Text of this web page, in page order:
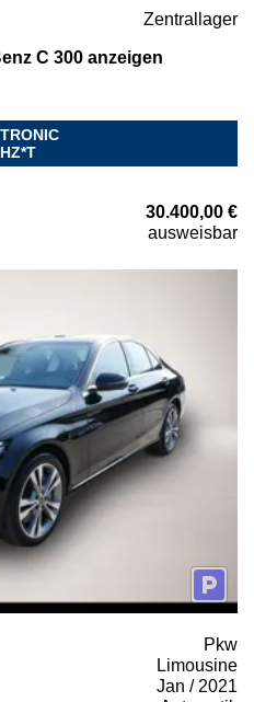
Zentrallager
C 300 anzeigen
30.400,00 €
ausweisbar
Pkw
Limousine
Jan / 2021